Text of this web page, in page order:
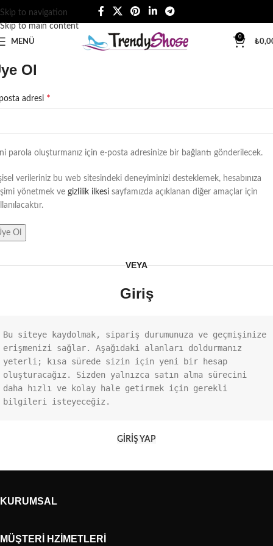
Skip to navigation
Skip to main content
MENÜ
0
₺
Ol
adresi *
parola oluşturmanız için e-posta adresinize bir bağlantı gönderilecek.
verileriniz bu web sitesindeki deneyiminizi desteklemek, hesabınıza
yönetmek ve gizlilik ilkesi sayfamızda açıklanan diğer amaçlar için
Ol
VEYA
Giriş
Bu siteye kaydolmak, sipariş durumunuza ve geçmişinize
erişmenizi sağlar. Aşağıdaki alanları doldurmanız
yeterli; kısa sürede sizin için yeni bir hesap
oluşturacağız. Sizden yalnızca satın alma sürecini
daha hızlı ve kolay hale getirmek için gerekli
bilgileri isteyeceğiz.
GIRIŞ YAP
KURUMSAL
MÜŞTERI HZIMETLERI